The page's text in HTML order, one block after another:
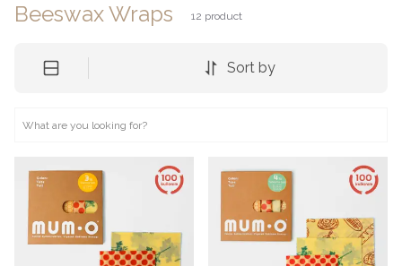
Beeswax Wraps 12 product
Sort by